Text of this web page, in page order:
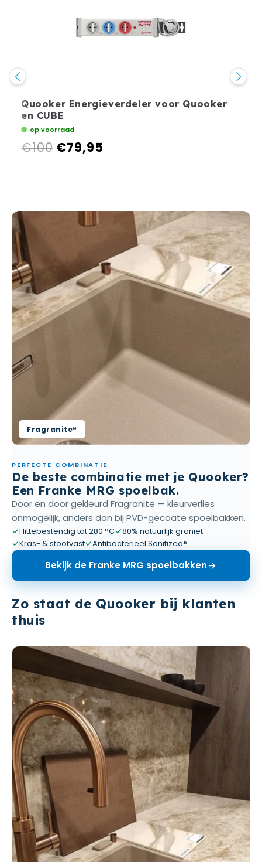
Quooker Energieverdeler voor Quooker
en CUBE
op voorraad
Normale
€100 Aanbiedingsprijs
€79,95
Fragranite®
PERFECTE COMBINATIE
De beste combinatie met je Quooker?
Een Franke MRG spoelbak.
Door en door gekleurd Fragranite — kleurverlies
onmogelijk, anders dan bij PVD-gecoate spoelbakken.
Hittebestendig tot 280 °C
80% natuurlijk graniet
Kras- & stootvast
Antibacterieel Sanitized®
Bekijk de Franke MRG spoelbakken
Zo staat de Quooker bij klanten
thuis